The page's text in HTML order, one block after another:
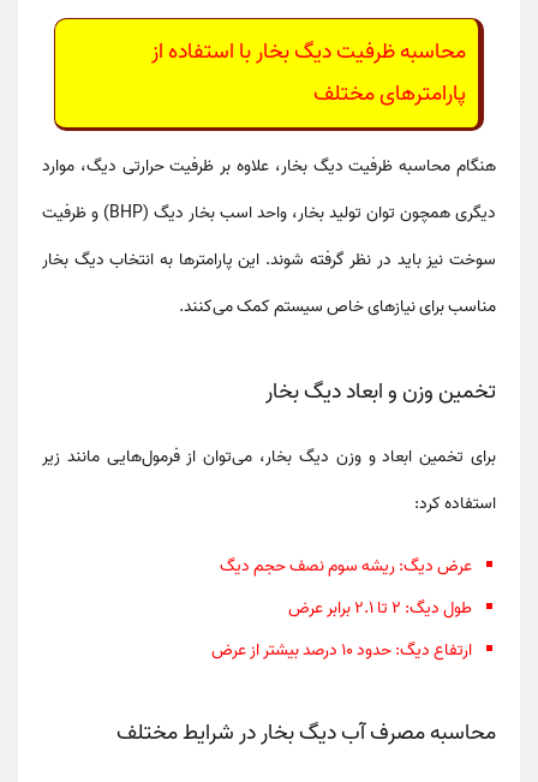
محاسبه ظرفیت دیگ بخار با استفاده از
پارامترهای مختلف
هنگام محاسبه ظرفیت دیگ بخار، علاوه بر ظرفیت حرارتی دیگ، موارد
دیگری همچون توان تولید بخار، واحد اسب بخار دیگ (BHP) وظرفیت
سوخت نیز باید در نظر گرفته شوند. این پارامترها به انتخاب دیگ بخار
مناسب برای نیازهای خاص سیستم کمک می‌کنند.
تخمین وزن و ابعاد دیگ بخار
برای تخمین ابعاد و وزن دیگ بخار، می‌توان از فرمول‌هایی مانند زیر
استفاده کرد:
عرض دیگ: ریشه سوم نصف حجم دیگ
طول دیگ: 2 تا 2.1 برابر عرض
ارتفاع دیگ: حدود 10 درصد بیشتر از عرض
محاسبه مصرف آب دیگ بخار در شرایط مختلف